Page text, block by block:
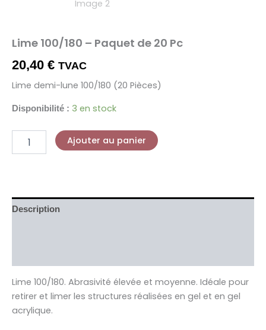
Lime 100/180 – Paquet de 20 Pc
20,40 € TVAC
Lime demi-lune 100/180 (20 Pièces)
Disponibilité : 3 en stock
Ajouter au panier
Description
Lime 100/180. Abrasivité élevée et moyenne. Idéale pour
retirer et limer les structures réalisées en gel et en gel
acrylique.